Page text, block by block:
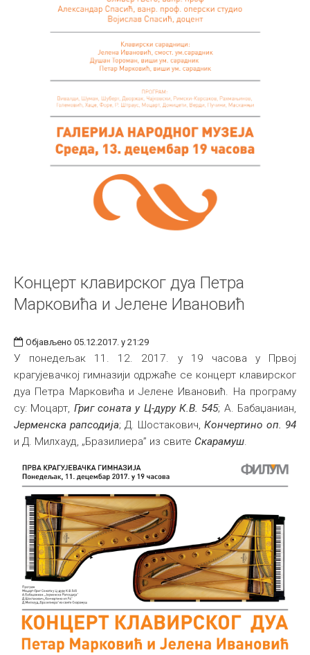
Концерт клавирског дуа Петра
Марковића и Јелене Ивановић
Објављено 05.12.2017. у 21:29
У понедељак 11. 12. 2017. у 19 часова у Првој
крагујевачкој гимназији одржаће се концерт клавирског
дуа Петра Марковића и Јелене Ивановић. На програму
су: Моцарт, Григ соната у Ц-дуру К.В. 545; А. Бабаџаниан,
Јерменска рапсодија; Д. Шостакович, Кончертино оп. 94
и Д. Милхауд, „Бразилиера” из свите Скарамуш.